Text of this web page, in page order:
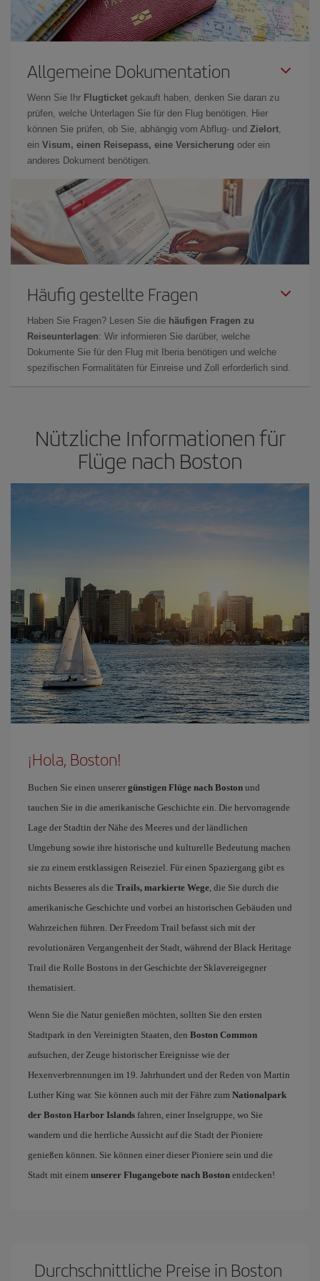
Allgemeine Dokumentation
Wenn Sie Ihr Flugticket gekauft haben, denken Sie daran zu
prüfen, welche Unterlagen Sie für den Flug benötigen. Hier
können Sie prüfen, ob Sie, abhängig vom Abflug- und Zielort,
ein Visum, einen Reisepass, eine Versicherung oder ein
anderes Dokument benötigen.
Häufig gestellte Fragen
Haben Sie Fragen? Lesen Sie die häufigen Fragen zu
Reiseunterlagen: Wir informieren Sie darüber, welche
Dokumente Sie für den Flug mit Iberia benötigen und welche
spezifischen Formalitäten für Einreise und Zoll erforderlich sind.
Nützliche Informationen für
Flüge nach Boston
¡Hola, Boston!
Buchen Sie einen unserer günstigen Flüge nach Boston und
tauchen Sie in die amerikanische Geschichte ein. Die hervorragende
Lage der Stadtin der Nähe des Meeres und der ländlichen
Umgebung sowie ihre historische und kulturelle Bedeutung machen
sie zu einem erstklassigen Reiseziel. Für einen Spaziergang gibt es
nichts Besseres als die Trails, markierte Wege, die Sie durch die
amerikanische Geschichte und vorbei an historischen Gebäuden und
Wahrzeichen führen. Der Freedom Trail befasst sich mit der
revolutionären Vergangenheit der Stadt, während der Black Heritage
Trail die Rolle Bostons in der Geschichte der Sklavereigegner
thematisiert.
Wenn Sie die Natur genießen möchten, sollten Sie den ersten
Stadtpark in den Vereinigten Staaten, den Boston Common
aufsuchen, der Zeuge historischer Ereignisse wie der
Hexenverbrennungen im 19. Jahrhundert und der Reden von Martin
Luther King war. Sie können auch mit der Fähre zum Nationalpark
der Boston Harbor Islands fahren, einer Inselgruppe, wo Sie
wandern und die herrliche Aussicht auf die Stadt der Pioniere
genießen können. Sie können einer dieser Pioniere sein und die
Stadt mit einem unserer Flugangebote nach Boston entdecken!
Durchschnittliche Preise in Boston